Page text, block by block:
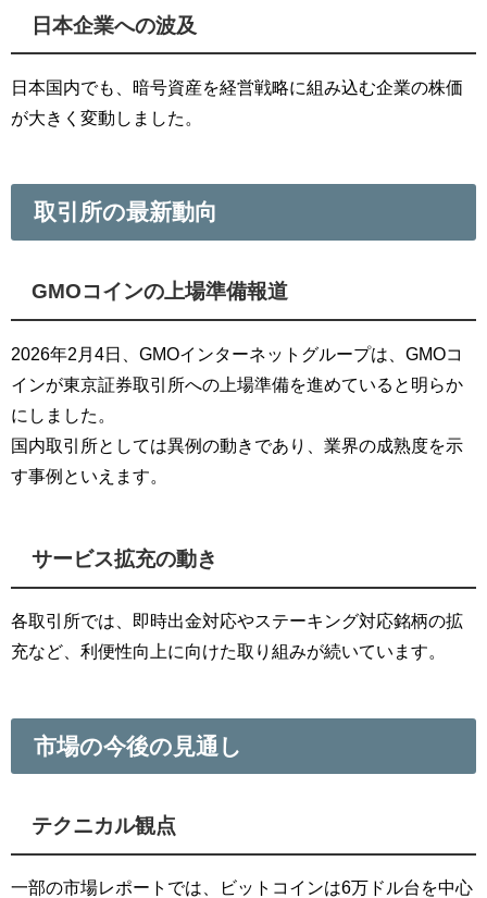
日本企業への波及
日本国内でも、暗号資産を経営戦略に組み込む企業の株価
が大きく変動しました。
取引所の最新動向
GMOコインの上場準備報道
2026年2月4日、GMOインターネットグループは、GMOコ
インが東京証券取引所への上場準備を進めていると明らか
にしました。
国内取引所としては異例の動きであり、業界の成熟度を示
す事例といえます。
サービス拡充の動き
各取引所では、即時出金対応やステーキング対応銘柄の拡
充など、利便性向上に向けた取り組みが続いています。
市場の今後の見通し
テクニカル観点
一部の市場レポートでは、ビットコインは6万ドル台を中心